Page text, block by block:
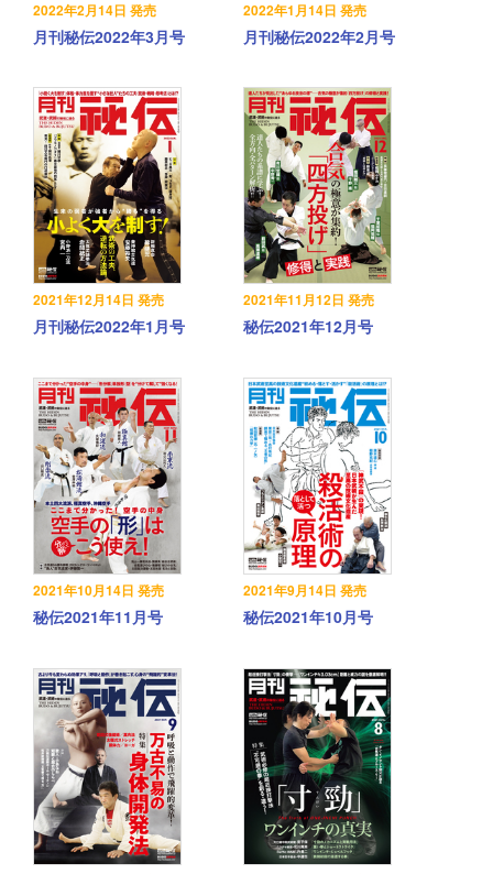
2022年2月14日 発売
月刊秘伝2022年3月号
2022年1月14日 発売
月刊秘伝2022年2月号
2021年12月14日 発売
月刊秘伝2022年1月号
2021年11月12日 発売
秘伝2021年12月号
2021年10月14日 発売
秘伝2021年11月号
2021年9月14日 発売
秘伝2021年10月号